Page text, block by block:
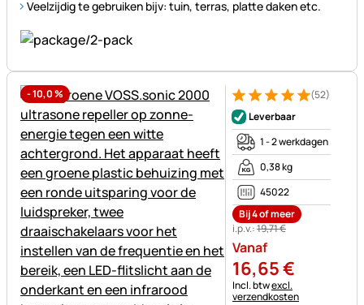
Veelzijdig te gebruiken bijv: tuin, terras, platte daken etc.
-10,0% Beoordeling: 5 van 5 (52
52 Bewertungen (52)
Leverbaar
1 - 2 werkdagen
0,38 kg
45022
Bij 4 of meer
i.p.v.:19,71€
Vanaf
16,65€
Belastinginformatie:
Incl. btwexcl.
verzendkosten